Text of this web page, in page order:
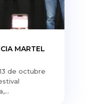
MARTEL
de octubre